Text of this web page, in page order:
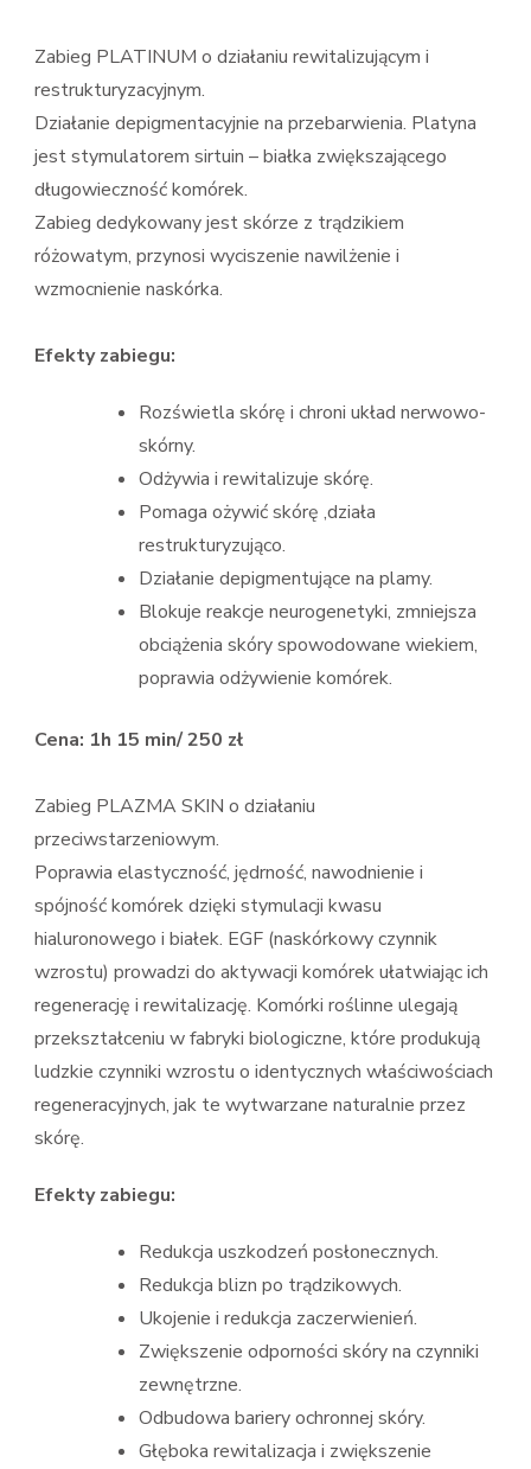
Zabieg PLATINUM o działaniu rewitalizującym i
restrukturyzacyjnym.
Działanie depigmentacyjnie na przebarwienia. Platyna
jest stymulatorem sirtuin – białka zwiększającego
długowieczność komórek.
Zabieg dedykowany jest skórze z trądzikiem
różowatym, przynosi wyciszenie nawilżenie i
wzmocnienie naskórka.
Efekty zabiegu:
Rozświetla skórę i chroni układ nerwowo-
skórny.
Odżywia i rewitalizuje skórę.
Pomaga ożywić skórę ,działa
restrukturyzująco.
Działanie depigmentujące na plamy.
Blokuje reakcje neurogenetyki, zmniejsza
obciążenia skóry spowodowane wiekiem,
poprawia odżywienie komórek.
Cena: 1h 15 min/ 250 zł
Zabieg PLAZMA SKIN o działaniu
przeciwstarzeniowym.
Poprawia elastyczność, jędrność, nawodnienie i
spójność komórek dzięki stymulacji kwasu
hialuronowego i białek. EGF (naskórkowy czynnik
wzrostu) prowadzi do aktywacji komórek ułatwiając ich
regenerację i rewitalizację. Komórki roślinne ulegają
przekształceniu w fabryki biologiczne, które produkują
ludzkie czynniki wzrostu o identycznych właściwościach
regeneracyjnych, jak te wytwarzane naturalnie przez
skórę.
Efekty zabiegu:
Redukcja uszkodzeń posłonecznych.
Redukcja blizn po trądzikowych.
Ukojenie i redukcja zaczerwienień.
Zwiększenie odporności skóry na czynniki
zewnętrzne.
Odbudowa bariery ochronnej skóry.
Głęboka rewitalizacja i zwiększenie